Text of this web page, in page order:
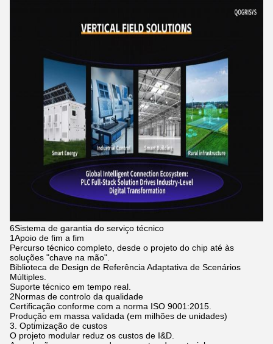
6Sistema de garantia do serviço técnico
1Apoio de fim a fim
Percurso técnico completo, desde o projeto do chip até às
soluções "chave na mão".
Biblioteca de Design de Referência Adaptativa de Scenários
Múltiples.
Suporte técnico em tempo real.
2Normas de controlo da qualidade
Certificação conforme com a norma ISO 9001:2015.
Produção em massa validada (em milhões de unidades)
3. Optimização de custos
O projeto modular reduz os custos de I&D.